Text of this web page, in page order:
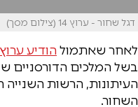
דגל שחור - ערוץ 14 (צילום מסך)
לאחר שאתמול הודיע ערוץ 14 כי יצרף דגל שחור ללוגו הערוץ
בשל המלכים הדורסניים
העיתונות, הרשות
השחור.